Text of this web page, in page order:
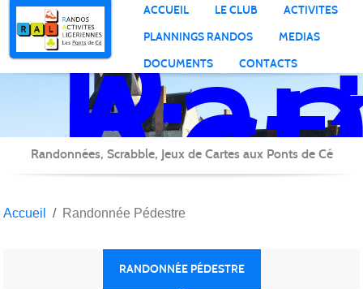
ACCUEIL LE CLUB
ACTIVITES
PLANNINGS RANDOS
MEDIAS
DOCUMENTS
CONTACTS
Randonnées, Scrabble, Jeux de Cartes aux Ponts de Cé
Accueil Randonnée Pédestre
RANDONNÉE PÉDESTRE
Panneau de gestion des cookies